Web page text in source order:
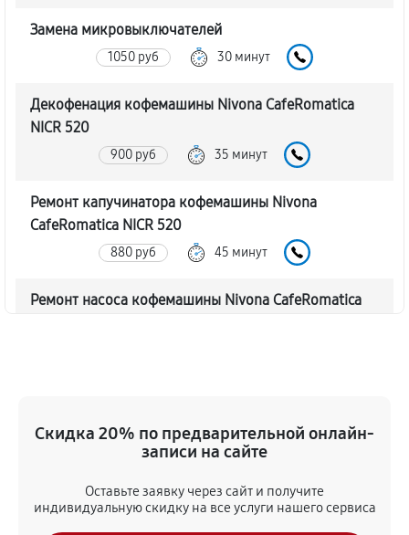
Замена микровыключателей
1050 руб 30 минут
Декофенация кофемашины Nivona CafeRomatica
NICR 520
900 руб 35 минут
Ремонт капучинатора кофемашины Nivona
CafeRomatica NICR 520
880 руб 45 минут
Ремонт насоса кофемашины Nivona CafeRomatica
760 руб 45 минут
Чистка от кофейных масел
Скидка 20% по предварительной онлайн-
записи на сайте
Оставьте заявку через сайт и получите
индивидуальную скидку на все услуги нашего сервиса